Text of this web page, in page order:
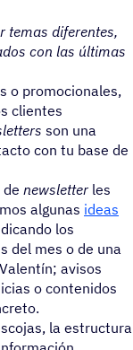
temas diferentes,
con las últimas
o promocionales,
clientes
son una
con tu base de
newsletter les
algunas ideas
los
del mes o de una
avisos
o contenidos
la estructura